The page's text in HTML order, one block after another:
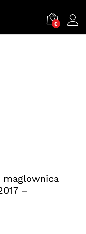
0
maglownica
–